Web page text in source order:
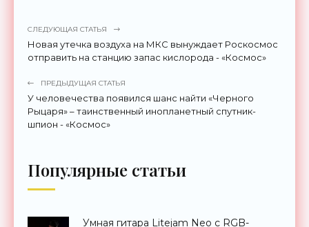
СЛЕДУЮЩАЯ СТАТЬЯ
Новая утечка воздуха на МКС вынуждает Роскосмос
отправить на станцию запас кислорода - «Космос»
ПРЕДЫДУЩАЯ СТАТЬЯ
У человечества появился шанс найти «Черного
Рыцаря» – таинственный инопланетный спутник-
шпион - «Космос»
Популярные статьи
Умная гитара Litejam Neo с RGB-